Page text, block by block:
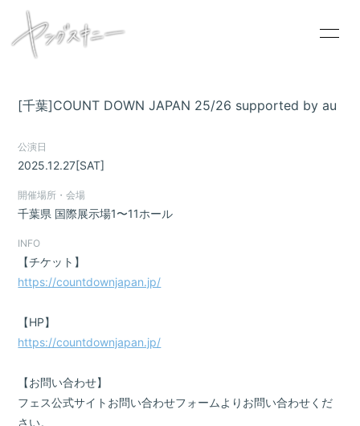
DISCOGRAPHY
GOODS
[千葉]COUNT DOWN JAPAN 25/26 supported by au
公演日
2025.12.27[SAT]
開催場所・会場
千葉県 国際展示場1〜11ホール
INFO
【チケット】
https://countdownjapan.jp/
【HP】
https://countdownjapan.jp/
【お問い合わせ】
フェス公式サイトお問い合わせフォームよりお問い合わせくだ
さい。